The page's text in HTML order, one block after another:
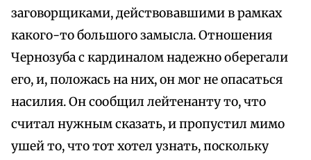
заговорщиками, действовавшими в рамках
какого-то большого замысла. Отношения
Чернозуба с кардиналом надежно оберегали
его, и, положась на них, он мог не опасаться
насилия. Он сообщил лейтенанту то, что
считал нужным сказать, и пропустил мимо
ушей то, что тот хотел узнать, поскольку